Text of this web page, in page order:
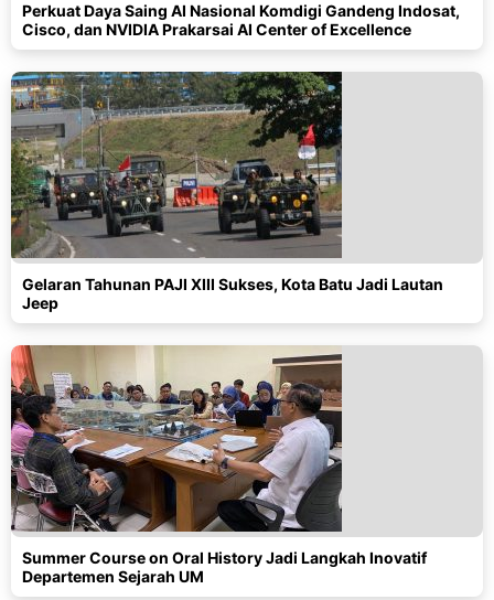
Perkuat Daya Saing AI Nasional Komdigi Gandeng Indosat,
Cisco, dan NVIDIA Prakarsai AI Center of Excellence
Gelaran Tahunan PAJI XIII Sukses, Kota Batu Jadi Lautan
Jeep
Summer Course on Oral History Jadi Langkah Inovatif
Departemen Sejarah UM